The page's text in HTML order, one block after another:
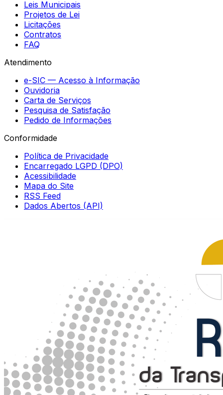
Leis Municipais
Projetos de Lei
Licitações
Contratos
FAQ
Atendimento
e-SIC — Acesso à Informação
Ouvidoria
Carta de Serviços
Pesquisa de Satisfação
Pedido de Informações
Conformidade
Política de Privacidade
Encarregado LGPD (DPO)
Acessibilidade
Mapa do Site
RSS Feed
Dados Abertos (API)